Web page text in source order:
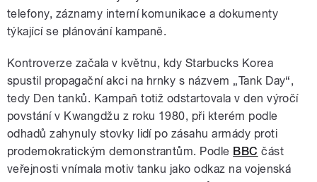
telefony, záznamy interní komunikace a dokumenty
týkající se plánování kampaně.
Kontroverze začala v květnu, kdy Starbucks Korea
spustil propagační akci na hrnky s názvem „Tank Day“,
tedy Den tanků. Kampaň totiž odstartovala v den výročí
povstání v Kwangdžu z roku 1980, při kterém podle
odhadů zahynuly stovky lidí po zásahu armády proti
prodemokratickým demonstrantům. Podle BBC část
veřejnosti vnímala motiv tanku jako odkaz na vojenská